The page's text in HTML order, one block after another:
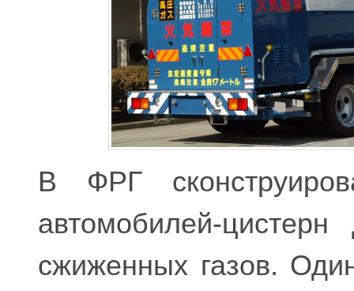
В ФРГ
автомобилей-
сжиженных газов.